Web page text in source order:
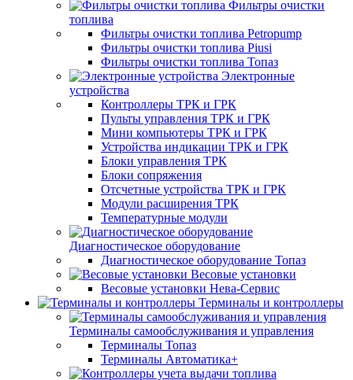
Фильтры очистки
топлива
Фильтры очистки топлива Petropump
Фильтры очистки топлива Piusi
Фильтры очистки топлива Топаз
Электронные
устройства
Контроллеры ТРК и ГРК
Пульты управления ТРК и ГРК
Мини компьютеры ТРК и ГРК
Устройства индикации ТРК и ГРК
Блоки управления ТРК
Блоки сопряжения
Отсчетные устройства ТРК и ГРК
Модули расширения ТРК
Температурные модули
Диагностическое оборудование
Диагностическое оборудование Топаз
Весовые установки
Весовые установки Нева-Сервис
Терминалы и контроллеры
Терминалы самообслуживания и управления
Терминалы Топаз
Терминалы Автоматика+